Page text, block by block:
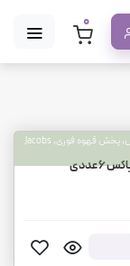
0
قهوه جاکوبز, جاکوبز گلد, قهوه فوری گلد, خرید عمده قهوه, بنک پلاس, پخش قهوه فوری, Jacobs